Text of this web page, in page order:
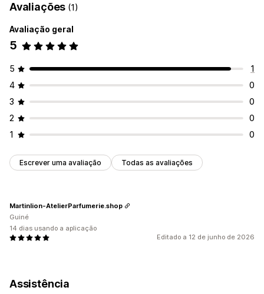
Avaliações (1)
Avaliação geral
5
5
1
4
0
3
0
2
0
1
0
Escrever uma avaliação Todas as avaliações
Editado a 12 de junho de 2026
Martinlion-AtelierParfumerie.shop
Guiné
14 dias usando a aplicação
Assistência